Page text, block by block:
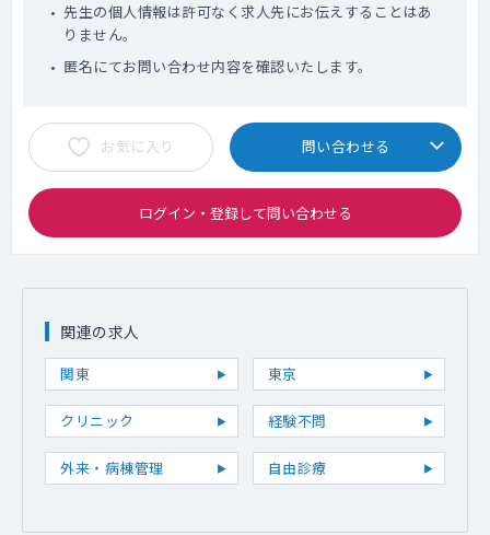
先生の個人情報は許可なく求人先にお伝えすることはあ
りません。
匿名にてお問い合わせ内容を確認いたします。
お気に入り 問い合わせる
ログイン・登録して問い合わせる
関連の求人
関東 東京
クリニック 経験不問
外来・病棟管理 自由診療